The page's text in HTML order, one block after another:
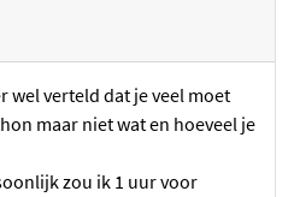
wel verteld dat je veel moet
maar niet wat en hoeveel je
zou ik 1 uur voor